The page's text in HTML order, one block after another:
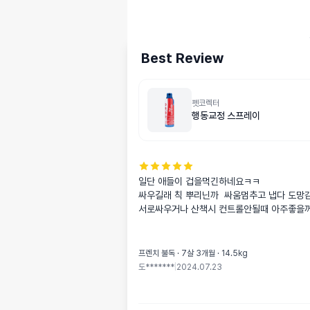
Best Review
펫코렉터
행동교정 스프레이
일단 애들이 겁을먹긴하네요ㅋㅋ
싸우길래 칙 뿌리닌까  싸움멈추고 냅다 도망
서로싸우거나 산책시 컨트롤안될때 아주좋
프렌치 불독 · 7살 3개월 · 14.5kg
도******* 2024.07.23